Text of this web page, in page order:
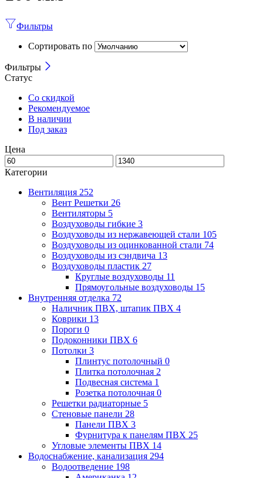
Фильтры
Сортировать по
Фильтры
Статус
Со скидкой
Рекомендуемое
В наличии
Под заказ
Цена
Категории
Вентиляция 252
Вент Решетки 26
Вентиляторы 5
Воздуховоды гибкие 3
Воздуховоды из нержавеющей стали 105
Воздуховоды из оцинкованной стали 74
Воздуховоды из сэндвича 13
Воздуховоды пластик 27
Круглые воздуховоды 11
Прямоугольные воздуховоды 15
Внутренняя отделка 72
Наличник ПВХ, штапик ПВХ 4
Коврики 13
Пороги 0
Подоконники ПВХ 6
Потолки 3
Плинтус потолочный 0
Плитка потолочная 2
Подвесная система 1
Розетка потолочная 0
Решетки радиаторные 5
Стеновые панели 28
Панели ПВХ 3
Фурнитура к панелям ПВХ 25
Угловые элементы ПВХ 14
Водоснабжение, канализация 294
Водоотведение 198